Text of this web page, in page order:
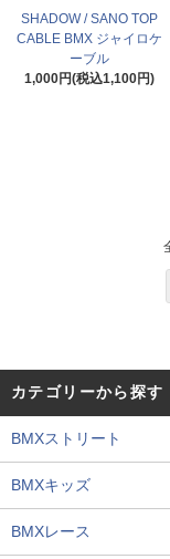
SHADOW / SANO TOP
CABLE BMX ジャイロケ
ーブル
1,000円(税込1,100円)
カテゴリーから探す
BMXストリート
BMXキッズ
BMXレース